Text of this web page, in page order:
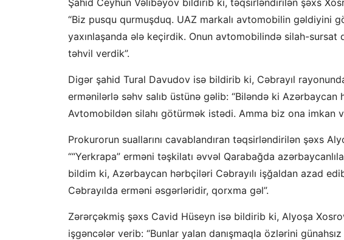
“Biz pusqu qurmuşduq. UAZ markalı avtomobilin gəldiyini
yaxınlaşanda ələ keçirdik. Onun avtomobilində silah-
təhvil verdik”.
Digər şahid Tural Davudov isə bildirib ki, Cəbrayıl
ermənilərlə səhv salıb üstünə gəlib: “Biləndə ki Azərbaycan
Avtomobildən silahı götürmək istədi. Amma biz ona imkan
Prokurorun suallarını cavablandıran təqsirləndirilən şəxs
““Yerkrapa” erməni təşkilatı əvvəl Qarabağda
bildim ki, Azərbaycan hərbçiləri Cəbrayılı işğaldan azad
Cəbrayılda erməni əsgərləridir, qorxma gəl”.
Zərərçəkmiş şəxs Cavid Hüseyn isə bildirib ki, Alyoşa
işgəncələr verib: “Bunlar yalan danışmaqla özlərini